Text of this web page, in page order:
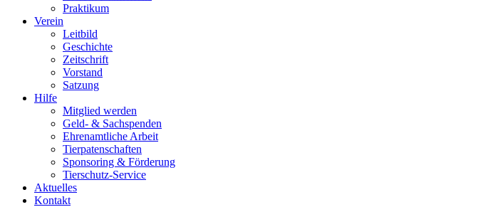
Praktikum
Verein
Leitbild
Geschichte
Zeitschrift
Vorstand
Satzung
Hilfe
Mitglied werden
Geld- & Sachspenden
Ehrenamtliche Arbeit
Tierpatenschaften
Sponsoring & Förderung
Tierschutz-Service
Aktuelles
Kontakt